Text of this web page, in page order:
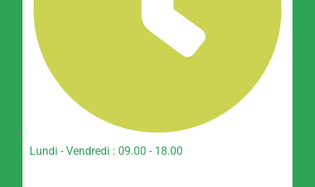
Lundi - Vendredi : 09.00 - 18.00